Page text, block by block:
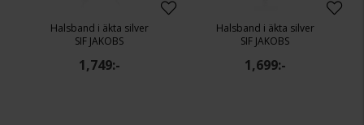
Halsband i äkta silver
SIF JAKOBS
1,749:-
Halsband i äkta silver
SIF JAKOBS
1,699:-